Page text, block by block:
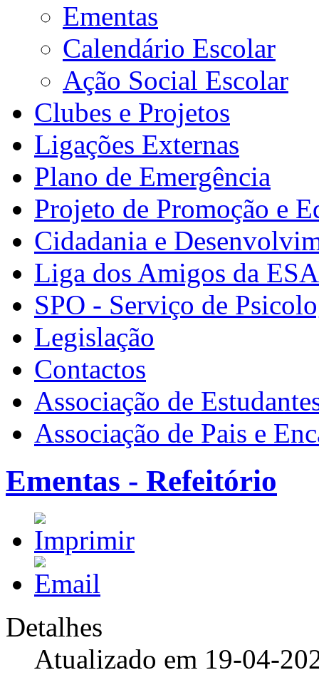
Ementas
Calendário Escolar
Ação Social Escolar
Clubes e Projetos
Ligações Externas
Plano de Emergência
Projeto de Promoção e
Cidadania e
Liga dos Amigos da
SPO - Serviço de
Legislação
Contactos
Associação de
Associação de Pais e
Ementas - Refeitório
Detalhes
Atualizado em 19-04-